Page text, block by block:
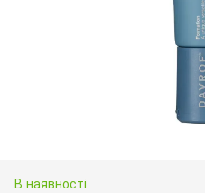
В наявності